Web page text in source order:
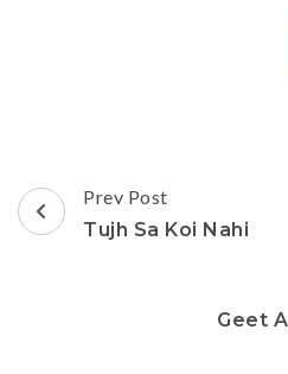
Post
Navigation
Prev Post
Tujh Sa Koi Nahi
Geet